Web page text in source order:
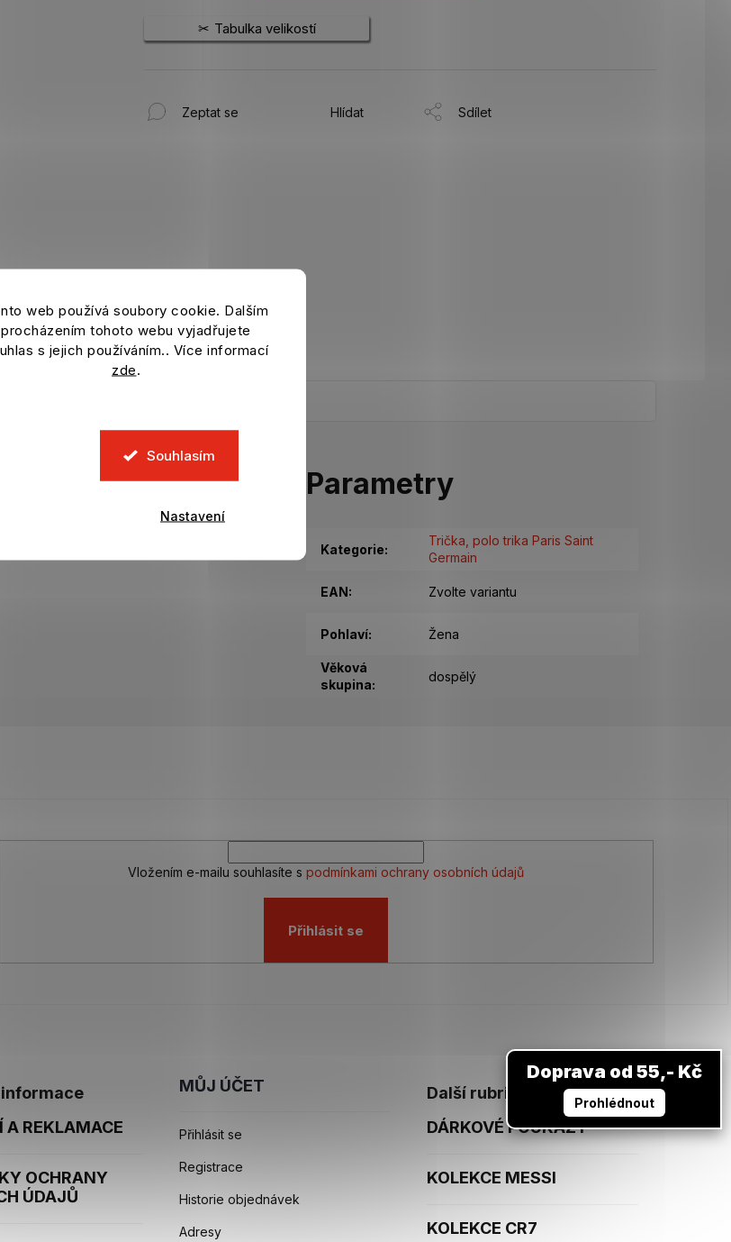
web používá soubory cookie. Dalším
procházením tohoto webu vyjadřujete
s jejich používáním.. Více informací
zde.
Souhlasím
Nastavení
Tabulka velikostí
Zeptat se Hlídat Sdílet
Parametry
Kategorie:
Trička, polo trika Paris Saint
Germain
EAN : Zvolte variantu
Pohlaví: Žena
Věková
skupina:
dospělý
Vložením e-mailu souhlasíte s podmínkami ochrany osobních údajů
Přihlásit se
A REKLAMACE
OCHRANY
ÚDAJŮ
MŮJ ÚČET
Přihlásit se
Registrace
Historie objednávek
Adresy
Další rubriky
DÁRKOVÉ POUKAZY
KOLEKCE MESSI
KOLEKCE CR7
Doprava od 55,- Kč
Prohlédnout